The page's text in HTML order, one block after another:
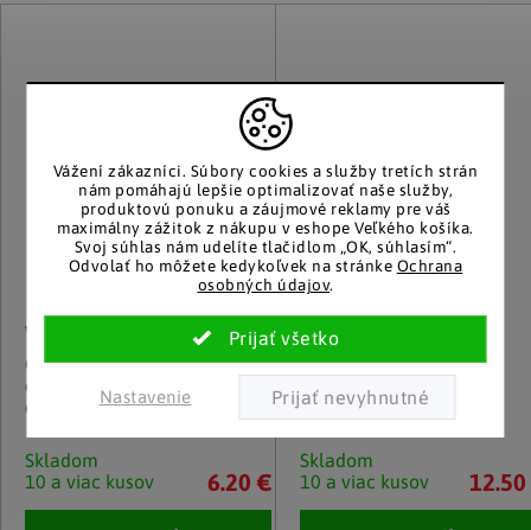
Vážení zákazníci. Súbory cookies a služby tretích strán
nám pomáhajú lepšie optimalizovať naše služby,
produktovú ponuku a záujmové reklamy pre váš
maximálny zážitok z nákupu v eshope Veľkého košíka.
Svoj súhlas nám udelíte tlačidlom „OK, súhlasím“.
Odvolať ho môžete kedykoľvek na stránke Ochrana
osobných údajov.
Nastavenie
Weltbild
Odkvapová reťaz na
dažďovú vodu Kamienky, 250
cm
Skladom
10 a viac kusov
6.20 €
Haushalt international
Ochranné krycie dosky
Mramor, sada 2 ks
Skladom
10 a viac kusov